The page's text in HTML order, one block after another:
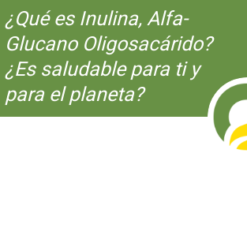
¿Qué es Inulina, Alfa-
Glucano Oligosacárido?
¿Es saludable para ti y
para el planeta?